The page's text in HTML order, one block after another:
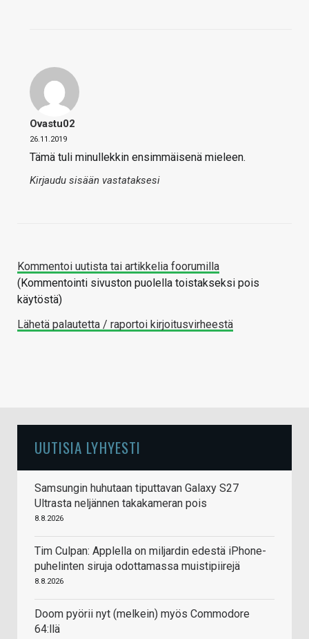
Ovastu02
26.11.2019
Tämä tuli minullekkin ensimmäisenä mieleen.
Kirjaudu sisään vastataksesi
Kommentoi uutista tai artikkelia foorumilla
(Kommentointi sivuston puolella toistakseksi pois
käytöstä)
Lähetä palautetta / raportoi kirjoitusvirheestä
UUTISIA LYHYESTI
Samsungin huhutaan tiputtavan Galaxy S27
Ultrasta neljännen takakameran pois
8.8.2026
Tim Culpan: Applella on miljardin edestä iPhone-
puhelinten siruja odottamassa muistipiirejä
8.8.2026
Doom pyörii nyt (melkein) myös Commodore
64:llä